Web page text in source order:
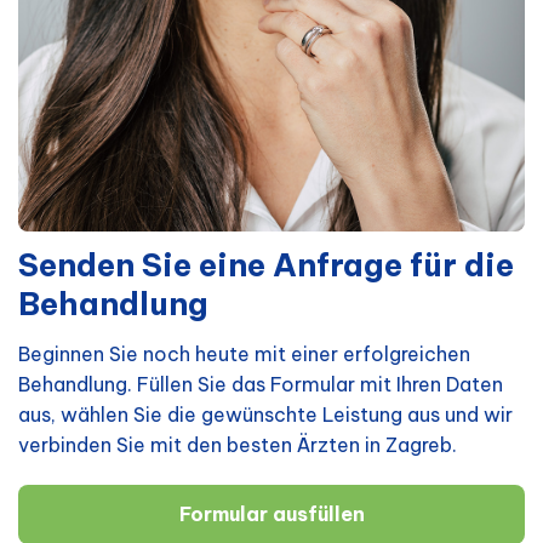
Senden Sie eine Anfrage für die
Behandlung
Beginnen Sie noch heute mit einer erfolgreichen
Behandlung. Füllen Sie das Formular mit Ihren Daten
aus, wählen Sie die gewünschte Leistung aus und wir
verbinden Sie mit den besten Ärzten in Zagreb.
Formular ausfüllen